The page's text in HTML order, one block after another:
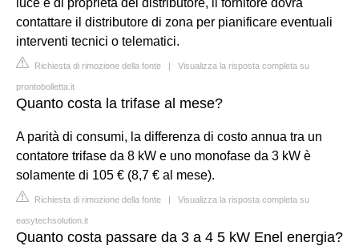
contattare il distributore di zona per pianificare eventuali
interventi tecnici o telematici.
Richiesta di rimozione della fonte | Visualizza la risposta completa su
prontobolletta.it
Quanto costa la trifase al mese?
A parità di consumi, la differenza di costo annua tra un
contatore trifase da 8 kW e uno monofase da 3 kW è
solamente di 105 € (8,7 € al mese).
Richiesta di rimozione della fonte | Visualizza la risposta completa su
easytechsolution.it
Quanto costa passare da 3 a 4 5 kW Enel energia?